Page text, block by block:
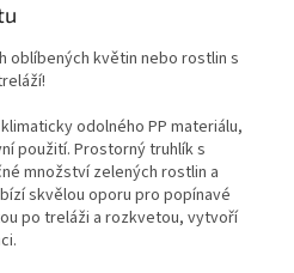
oblíbených květin nebo rostlin s
odolného PP materiálu,
použití. Prostorný truhlík s
množství zelených rostlin a
skvělou oporu pro popínavé
po treláži a rozkvetou, vytvoří